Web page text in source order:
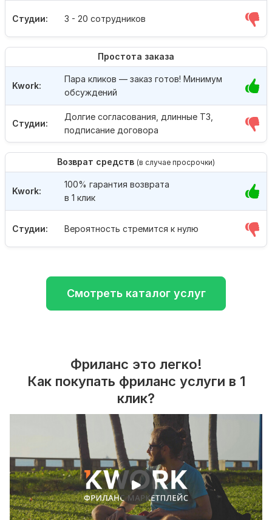
Студии: 3 - 20 сотрудников
Простота заказа
Студии:
Долгие согласования, длинные ТЗ,
подписание договора
Kwork:
Пара кликов — заказ готов! Минимум
обсуждений
Возврат средств (в случае просрочки)
Студии: Вероятность стремится к нулю
Kwork:
100% гарантия возврата
в 1 клик
Смотреть каталог услуг
Фриланс это легко!
Как покупать фриланс услуги в 1
клик?